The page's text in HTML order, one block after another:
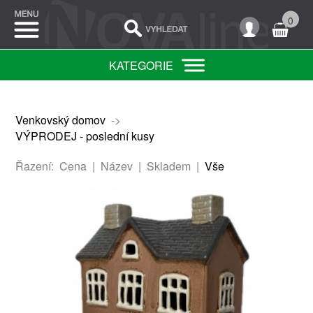
0
KATEGORIE
Venkovský domov->
VÝPRODEJ - poslední kusy
Řazení: Cena| Název| Skladem | Vše